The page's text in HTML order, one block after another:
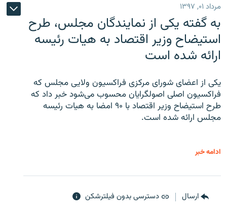
مرداد ۰۱, ۱۳۹۷
به گفته یکی از نمایندگان مجلس، طرح
استیضاح وزیر اقتصاد به هیات رئیسه
ارائه شده است
یکی از اعضای شورای مرکزی فراکسیون ولایی مجلس که
فراکسیون اصلی اصولگرایان محسوب می‌شود خبر داد که
طرح استیضاح وزیر اقتصاد با ۹۰ امضا به هیات رئیسه
مجلس ارائه شده است.
ادامه خبر
ارسال دسترسی بدون فیلترشکن